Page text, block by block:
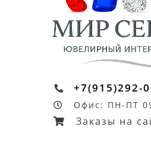
+7(915)292-
Офис: ПН-ПТ
Заказы на